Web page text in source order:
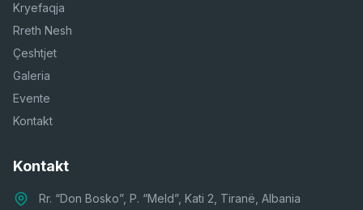
Kryefaqja
Rreth Nesh
Çeshtjet
Galeria
Evente
Kontakt
Kontakt
Rr. “Don Bosko”, P. “Meld”, Kati 2, Tiranë, Albania